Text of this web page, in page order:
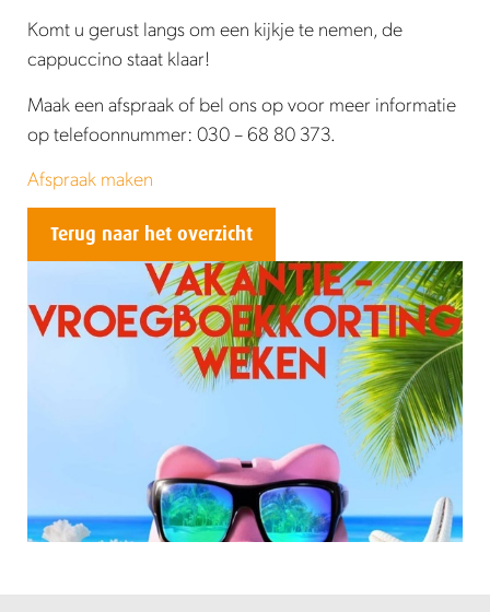
Komt u gerust langs om een kijkje te nemen, de
cappuccino staat klaar!
Maak een afspraak of bel ons op voor meer informatie
op telefoonnummer: 030 – 68 80 373.
Afspraak maken
Terug naar het overzicht